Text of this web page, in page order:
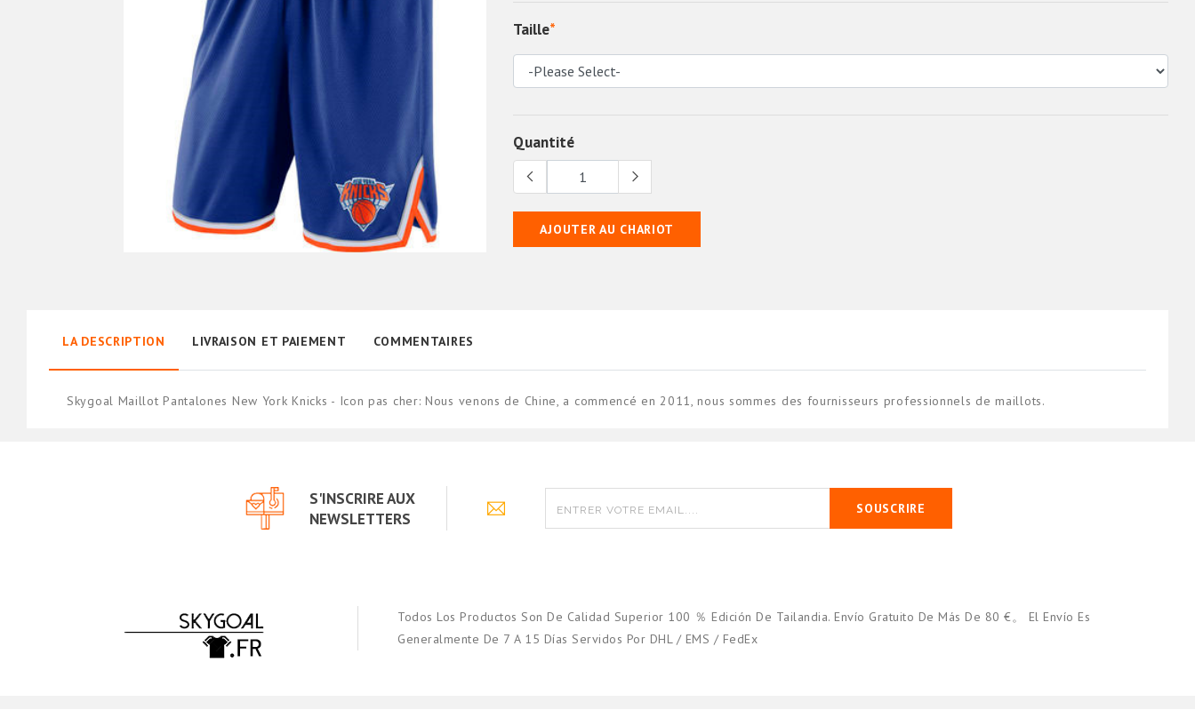
Taille*
Quantité
AJOUTER AU CHARIOT
LA DESCRIPTION LIVRAISON ET PAIEMENT COMMENTAIRES
Skygoal Maillot Pantalones New York Knicks - Icon pas cher: Nous venons de Chine, a commencé en 2011, nous sommes des fournisseurs professionnels de maillots.
S'INSCRIRE AUX
NEWSLETTERS
SOUSCRIRE
Todos Los Productos Son De Calidad Superior 100 ％ Edición De Tailandia. Envío Gratuito De Más De 80 €。 El Envío Es
Generalmente De 7 A 15 Días Servidos Por DHL / EMS / FedEx